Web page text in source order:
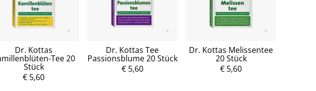
Dr. Kottas
Tee 20
Stück
€ 5,60
Dr. Kottas Tee
Passionsblume 20 Stück
€ 5,60
Dr. Kottas Melissentee
20 Stück
€ 5,60